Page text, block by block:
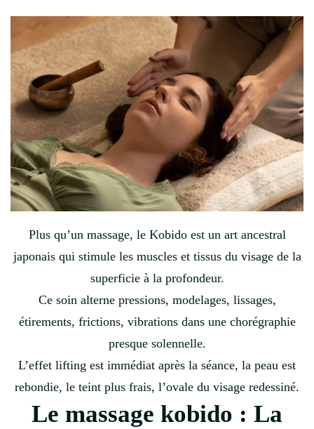
Plus qu’un massage, le Kobido est un art ancestral
japonais qui stimule les muscles et tissus du visage de la
superficie à la profondeur.
Ce soin alterne pressions, modelages, lissages,
étirements, frictions, vibrations dans une chorégraphie
presque solennelle.
L’effet lifting est immédiat après la séance, la peau est
rebondie, le teint plus frais, l’ovale du visage redessiné.
Le massage kobido : La